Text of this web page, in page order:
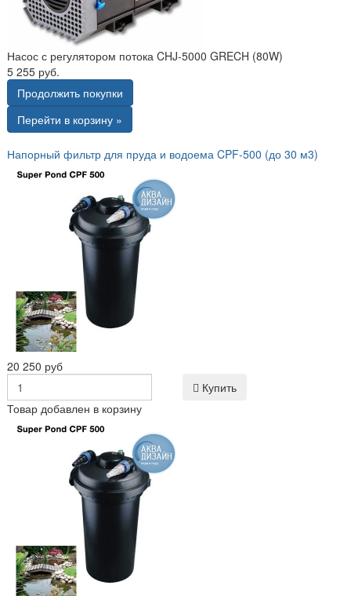
Насос с регулятором потока CHJ-5000 GRECH (80W)
5 255 руб.
Продолжить покупки
Перейти в корзину »
Напорный фильтр для пруда и водоема CPF-500 (до 30 м3)
20 250 руб
Купить
Товар добавлен в корзину